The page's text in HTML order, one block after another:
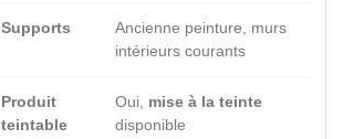
Supports
Ancienne peinture, murs
intérieurs courants
Produit
teintable
Oui, mise à la teinte
disponible